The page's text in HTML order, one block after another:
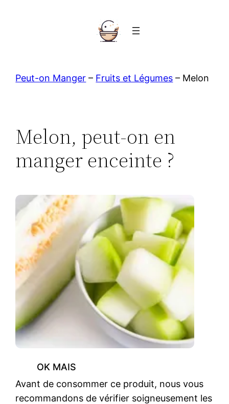
Peut-on Manger – Fruits et Légumes – Melon
Melon, peut-on en
manger enceinte ?
OK MAIS
Avant de consommer ce produit, nous vous
recommandons de vérifier soigneusement les